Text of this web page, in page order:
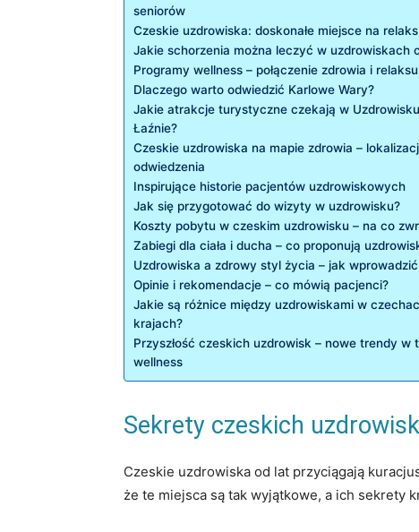
seniorów
Czeskie uzdrowiska: doskonałe miejsce na relaks
Jakie schorzenia można leczyć w uzdrowiskach
Programy wellness – połączenie zdrowia i‍ relaksu
Dlaczego warto⁢ odwiedzić Karlowe Wary?
Jakie atrakcje turystyczne czekają w
Łaźnie?
Czeskie uzdrowiska na⁤ mapie ⁢zdrowia –
odwiedzenia
Inspirujące historie pacjentów uzdrowiskowych
Jak się przygotować do wizyty w uzdrowisku?
Koszty pobytu w czeskim uzdrowisku – na co
Zabiegi dla ciała i ducha⁤ – co proponują
Uzdrowiska a zdrowy styl życia‌ – jak
Opinie i rekomendacje – co mówią pacjenci?
Jakie są różnice między uzdrowiskami w
krajach?
Przyszłość czeskich uzdrowisk – nowe ‌trendy w
wellness
Sekrety czeskich
Czeskie uzdrowiska od lat przyciągają
że te ‍miejsca ​są tak wyjątkowe, ‌a ich sekrety